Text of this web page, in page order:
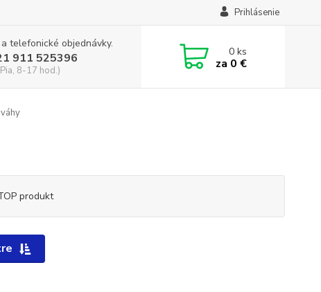
Prihlásenie
telefonické objednávky.
911 525396
8-17 hod.)
0ks
za 0 €
produkt